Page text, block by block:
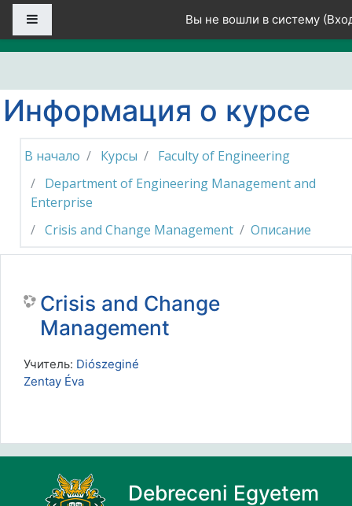
Перейти к основному содержанию
Вы не вошли в систему (
Информация о курсе
В начало Курсы
Faculty of Engineering
Department of Engineering Management and
Enterprise
Crisis and Change Management
Описание
Crisis and Change
Management
Учитель: Diószeginé
Zentay Éva
Debreceni Egyetem